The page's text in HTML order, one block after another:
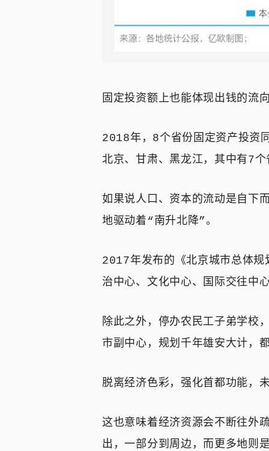
固定投资额上也能体现出钱的流
2018年，8个省份固定资产投资
北京、甘肃、黑龙江，其中有7
如果说人口、资本的流动是自下
地驱动着“南升北降”。
2017年发布的《北京城市总体
治中心、文化中心、国际交往中
除此之外，停办农民工子弟学校
市副中心，规划千年雄安大计，
脱离经济色彩，强化首都功能，
这也意味着经济资源会不断往外
出，一部分到周边，而更多地则